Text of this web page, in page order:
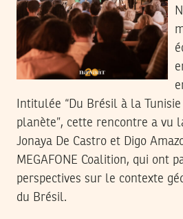
Intitulée “Du Brésil à la
planète”, cette rencontre a vu
Jonaya De Castro et Digo
MEGAFONE Coalition, qui ont
perspectives sur le contexte
du Brésil.